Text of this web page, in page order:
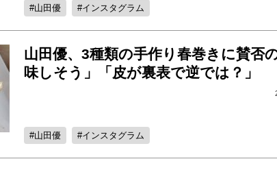
山田優 インスタグラム
山田優、3種類の手作り春巻きに賛否
味しそう」「皮が裏表で逆では？」
山田優 インスタグラム